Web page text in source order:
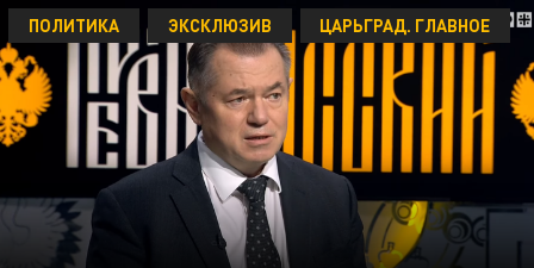
ПОЛИТИКА ЭКСКЛЮЗИВ ЦАРЬГРАД. ГЛАВНОЕ